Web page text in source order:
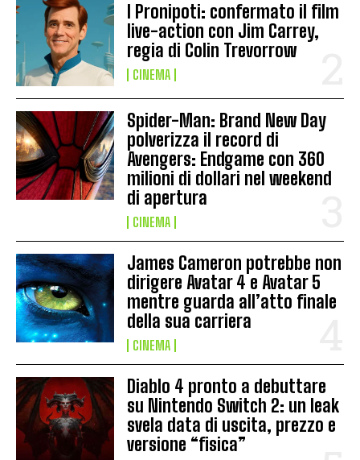
I Pronipoti: confermato il film
live-action con Jim Carrey,
regia di Colin Trevorrow
CINEMA
Spider-Man: Brand New Day
polverizza il record di
Avengers: Endgame con 360
milioni di dollari nel weekend
di apertura
CINEMA
James Cameron potrebbe non
dirigere Avatar 4 e Avatar 5
mentre guarda all’atto finale
della sua carriera
CINEMA
Diablo 4 pronto a debuttare
su Nintendo Switch 2: un leak
svela data di uscita, prezzo e
versione “fisica”